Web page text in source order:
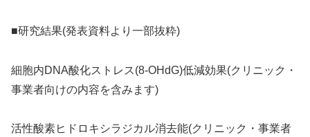
■研究結果(発表資料より一部抜粋)
細胞内DNA酸化ストレス(8-OHdG)低減効果(クリニック・
事業者向けの内容を含みます)
活性酸素ヒドロキシラジカル消去能(クリニック・事業者